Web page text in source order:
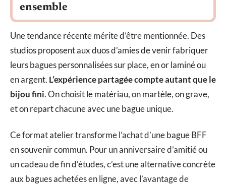
ensemble
Une tendance récente mérite d’être mentionnée. Des
studios proposent aux duos d’amies de venir fabriquer
leurs bagues personnalisées sur place, en or laminé ou
en argent. L’expérience partagée compte autant que le
bijou fini. On choisit le matériau, on martèle, on grave,
et on repart chacune avec une bague unique.
Ce format atelier transforme l’achat d’une bague BFF
en souvenir commun. Pour un anniversaire d’amitié ou
un cadeau de fin d’études, c’est une alternative concrète
aux bagues achetées en ligne, avec l’avantage de